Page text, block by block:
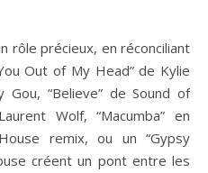
rôle précieux, en réconciliant
Out of My Head” de Kylie
“Believe” de Sound of
Wolf, “Macumba” en
remix, ou un “Gypsy
créent un pont entre les